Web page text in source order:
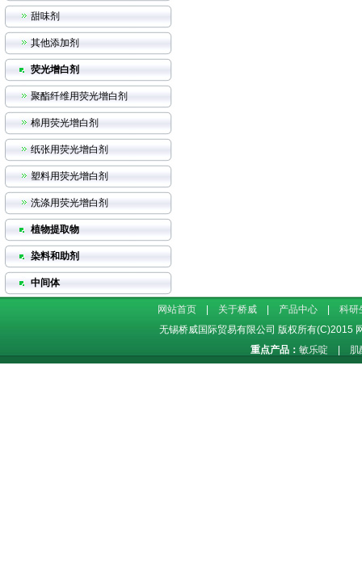
甜味剂
其他添加剂
荧光增白剂
聚酯纤维用荧光增白剂
棉用荧光增白剂
纸张用荧光增白剂
塑料用荧光增白剂
洗涤用荧光增白剂
植物提取物
染料和助剂
中间体
网站首页 关于桥威 产品中心
科研
无锡桥威国际贸易有限公司 版权所有(C)2015
重点产品： 敏乐啶 肌